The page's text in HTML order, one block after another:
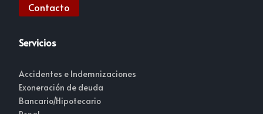
Contacto
Servicios
Accidentes e Indemnizaciones
Exoneración de deuda
Bancario/Hipotecario